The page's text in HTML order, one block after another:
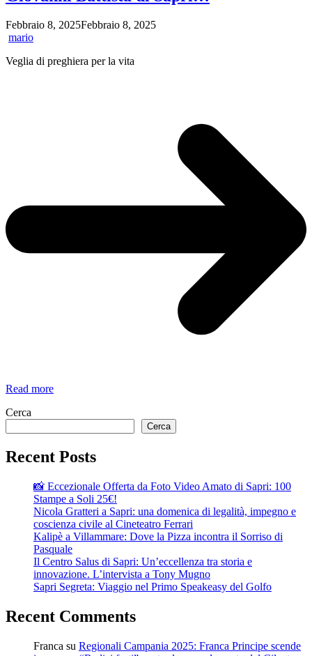
Febbraio 8, 2025Febbraio 8, 2025
mario
Veglia di preghiera per la vita
Read moreLunedi
San
Giovanni
di
Sapri…
Cerca
Cerca
Recent Posts
📸 Eccezionale Offerta da Foto Video Amato di Sapri: 100
Stampe a Soli 25€!
Nicola Gratteri a Sapri: una domenica di legalità, impegno e
coscienza civile al Cineteatro Ferrari
Kalipè a Villammare: Dove la Pizza incontra il Sorriso di
Pasquale
Il Centro Salus di Sapri: Un’eccellenza tra storia e
innovazione. L’intervista a Tony Mugno
Sapri Segreta: Viaggio nel Primo Speakeasy del Golfo
Recent Comments
Franca su Regionali Campania 2025: Franca Principe scende